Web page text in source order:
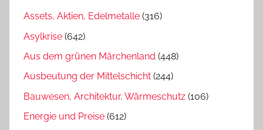
Assets, Aktien, Edelmetalle (316)
Asylkrise (642)
Aus dem grünen Märchenland (448)
Ausbeutung der Mittelschicht (244)
Bauwesen, Architektur, Wärmeschutz (106)
Energie und Preise (612)